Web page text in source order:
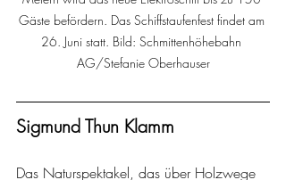
Gäste befördern. Das Schiffstaufenfest findet am
26. Juni statt. Bild: Schmittenhöhebahn
AG/Stefanie Oberhauser
Sigmund Thun Klamm
Das Naturspektakel, das über Holzwege